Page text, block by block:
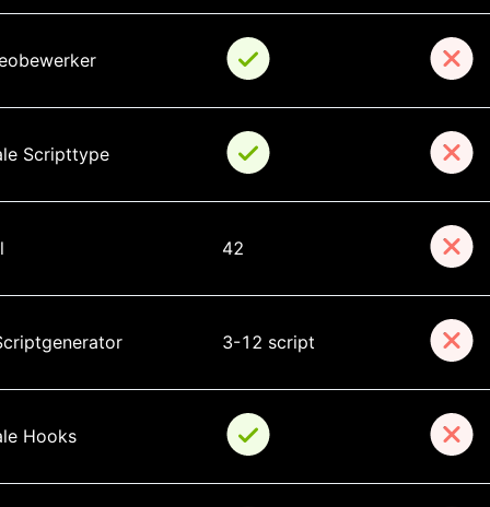
Scripttype
42
3-12 script
Hooks